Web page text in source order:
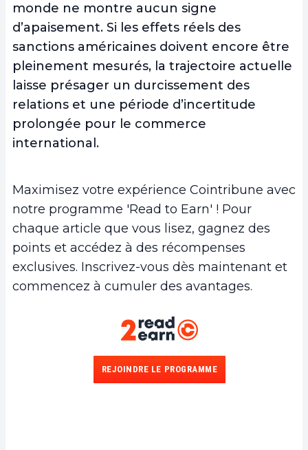
monde ne montre aucun signe
d’apaisement. Si les effets réels des
sanctions américaines doivent encore être
pleinement mesurés, la trajectoire actuelle
laisse présager un durcissement des
relations et une période d’incertitude
prolongée pour le commerce
international.
Maximisez votre expérience Cointribune avec
notre programme 'Read to Earn' ! Pour
chaque article que vous lisez, gagnez des
points et accédez à des récompenses
exclusives. Inscrivez-vous dès maintenant et
commencez à cumuler des avantages.
REJOINDRE LE PROGRAMME